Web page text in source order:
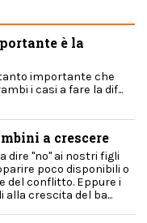
è la
importante che
i casi a fare la dif...
a crescere
dire "no" ai nostri figli
poco disponibili o
del conflitto. Eppure i
alla crescita del ba...